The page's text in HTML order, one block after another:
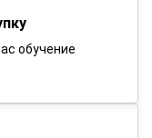
обучение